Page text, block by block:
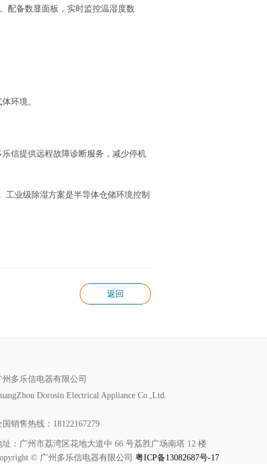
配备数显面板，实时监控温湿度数
环境。
信提供远程故障诊断服务，减少停机
工业级除湿方案是半导体仓储环境控制
返回
州多乐信电器有限公司
Dorosin Electrical Appliance Co.,Ltd.
国销售热线：18122167279
址：广州市荔湾区花地大道中 66 号荔胜广场南塔 12 楼
© 广州多乐信电器有限公司 粤ICP备13082687号-17